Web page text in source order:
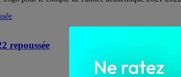
repoussée